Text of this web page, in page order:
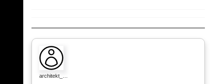
architekt_…